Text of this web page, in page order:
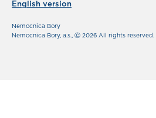
English version
Nemocnica Bory
Nemocnica Bory, a.s., Ⓒ 2026 All rights reserved.